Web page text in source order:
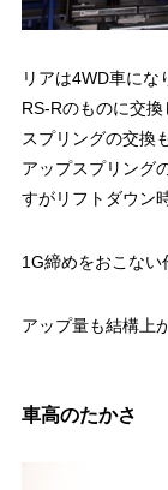
リアは4WD車にな
RS-Rのものに交換
スプリングの交換
アップスプリング
すがリフトダウン
1G締めをおこない
アップ量も結構上
車高のたかさ